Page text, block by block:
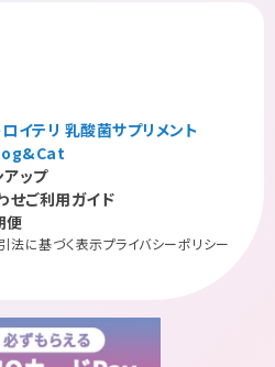
ロイテリ 乳酸菌サプリメント
ップ
せご利用ガイド
便
法に基づく表示プライバシーポリシー